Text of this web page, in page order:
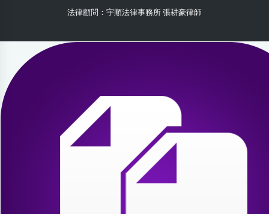
法律顧問：宇順法律事務所 張耕豪律師